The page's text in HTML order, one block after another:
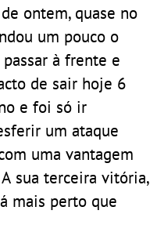
ontem, quase no
um pouco o
à frente e
de sair hoje 6
e foi só ir
um ataque
uma vantagem
sua terceira vitória,
mais perto que